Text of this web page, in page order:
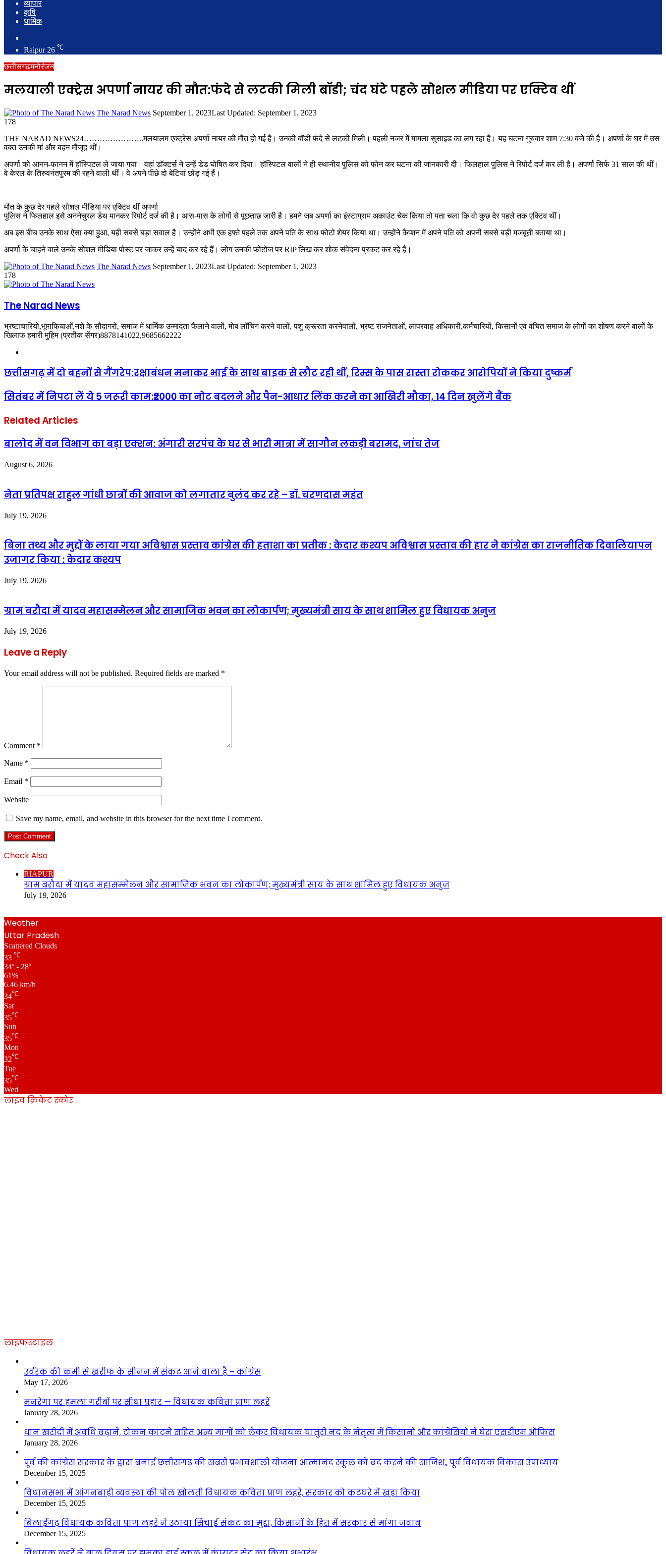
व्यापार
कृषि
धार्मिक
for
Raipur 26 ℃
छत्तीसगढ़मनोरंजन
मलयाली एक्ट्रेस अपर्णा नायर की मौत:फंदे से लटकी मिली बॉडी; चंद घंटे पहले सोशल मीडिया पर एक्टिव थीं
The Narad News Send
September 1, 2023Last Updated: September 1, 2023
178
THE NARAD NEWS24…………………..मलयालम एक्ट्रेस अपर्णा नायर की मौत हो गई है। उनकी बॉडी फंदे से लटकी मिली। पहली नजर में मामला सुसाइड का लग रहा है। यह घटना गुरुवार शाम 7:30 बजे की है। अपर्णा के घर में उस
वक्त उनकी मां और बहन मौजूद थीं।
अपर्णा को आनन-फानन में हॉस्पिटल ले जाया गया। वहां डॉक्टर्स ने उन्हें डेड घोषित कर दिया। हॉस्पिटल वालों ने ही स्थानीय पुलिस को फोन कर घटना की जानकारी दी। फिलहाल पुलिस ने रिपोर्ट दर्ज कर ली है। अपर्णा सिर्फ 31 साल की थीं।
वे केरल के तिरुवनंतपुरम की रहने वाली थीं। वे अपने पीछे दो बेटियां छोड़ गई हैं।
मौत के कुछ देर पहले सोशल मीडिया पर एक्टिव थीं अपर्णा
पुलिस ने फिलहाल इसे अननेचुरल डेथ मानकर रिपोर्ट दर्ज की है। आस-पास के लोगों से पूछताछ जारी है। हमने जब अपर्णा का इंस्टाग्राम अकाउंट चेक किया तो पता चला कि वो कुछ देर पहले तक एक्टिव थीं।
अब इस बीच उनके साथ ऐसा क्या हुआ, यही सबसे बड़ा सवाल है। उन्होंने अभी एक हफ्ते पहले तक अपने पति के साथ फोटो शेयर किया था। उन्होंने कैप्शन में अपने पति को अपनी सबसे बड़ी मजबूती बताया था।
अपर्णा के चाहने वाले उनके सोशल मीडिया पोस्ट पर जाकर उन्हें याद कर रहे हैं। लोग उनकी फोटोज पर RIP लिख कर शोक संवेदना प्रकट कर रहे हैं।
The Narad News Send
September 1, 2023Last Updated: September 1, 2023
178
The Narad News
भ्रष्टाचारियो,भूमाफियाओं,नशे के सौदागरों, समाज में धार्मिक उन्मादता फैलाने वालों, मोब लॉचिंग करने वालों, पशु क्रूरता करनेवालों, भ्रष्ट राजनेताओं, लापरवाह अधिकारी,कर्मचारियों, किसानों एवं वंचित समाज के लोगों का शोषण करने वालों के
खिलाफ हमारी मुहिम (प्रतीक सेंगर)8878141022,9685662222
छत्तीसगढ़ में दो बहनों से गैंगरेप:रक्षाबंधन मनाकर भाई के साथ बाइक से लौट रही थीं, रिम्स के पास रास्ता रोककर आरोपियों ने किया दुष्कर्म
सितंबर में निपटा लें ये 5 जरूरी काम:₹2000 का नोट बदलने और पैन-आधार लिंक करने का आखिरी मौका, 14 दिन खुलेंगे बैंक
Related Articles
बालोद में वन विभाग का बड़ा एक्शन: अंगारी सरपंच के घर से भारी मात्रा में सागौन लकड़ी बरामद, जांच तेज
August 6, 2026
नेता प्रतिपक्ष राहुल गांधी छात्रों की आवाज को लगातार बुलंद कर रहे – डॉ. चरणदास महंत
July 19, 2026
बिना तथ्य और मुद्दों के लाया गया अविश्वास प्रस्ताव कांग्रेस की हताशा का प्रतीक : केदार कश्यप अविश्वास प्रस्ताव की हार ने कांग्रेस का राजनीतिक दिवालियापन
उजागर किया : केदार कश्यप
July 19, 2026
ग्राम बरौदा में यादव महासम्मेलन और सामाजिक भवन का लोकार्पण; मुख्यमंत्री साय के साथ शामिल हुए विधायक अनुज
July 19, 2026
Leave a Reply
Your email address will not be published. Required fields are marked *
Comment *
Name *
Email *
Website
Save my name, email, and website in this browser for the next time I comment.
Check Also
RIAPUR
ग्राम बरौदा में यादव महासम्मेलन और सामाजिक भवन का लोकार्पण; मुख्यमंत्री साय के साथ शामिल हुए विधायक अनुज
July 19, 2026
Weather
Uttar Pradesh
Scattered Clouds
33 ℃
34º - 28º
61%
6.46 km/h
34℃
Sat
35℃
Sun
35℃
Mon
32℃
Tue
35℃
Wed
लाइव क्रिकेट स्कोर
लाइफस्टाइल
उर्वरक की कमी से खरीफ के सीजन में संकट आने वाला है – कांग्रेस
May 17, 2026
मनरेगा पर हमला गरीबों पर सीधा प्रहार — विधायक कविता प्राण लहरें
January 28, 2026
धान खरीदी में अवधि बढ़ाने, टोकन काटने सहित अन्य मांगों को लेकर विधायक चातुरी नंद के नेतृत्व में किसानों और कांग्रेसियों ने घेरा एसडीएम ऑफिस
January 28, 2026
पूर्व की कांग्रेस सरकार के द्वारा बनाई छत्तीसगढ़ की सबसे प्रभावशाली योजना आत्मानंद स्कूल को बंद करने की साजिश,, पूर्व विधायक विकास उपाध्याय
December 15, 2025
विधानसभा में आंगनबाड़ी व्यवस्था की पोल खोलती विधायक कविता प्राण लहरे, सरकार को कटघरे में खड़ा किया
December 15, 2025
बिलाईगढ़ विधायक कविता प्राण लहरे ने उठाया सिंचाई संकट का मुद्दा, किसानों के हित में सरकार से मांगा जवाब
December 15, 2025